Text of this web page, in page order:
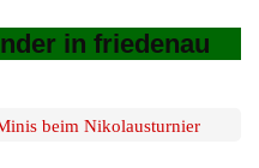
in friedenau